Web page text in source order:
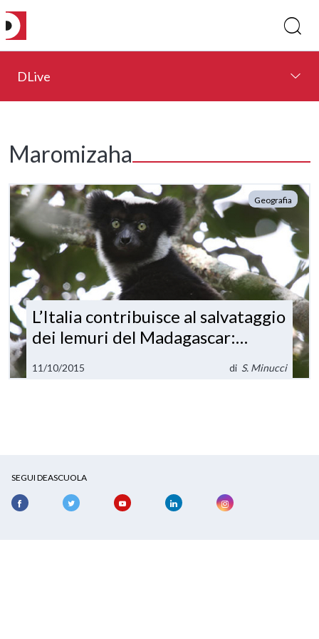
DLive
Maromizaha
Geografia
L’Italia contribuisce al salvataggio
dei lemuri del Madagascar:
Maromizaha
11/10/2015 di S. Minucci
SEGUI DEASCUOLA